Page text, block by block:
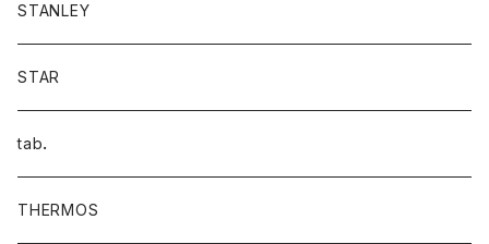
STANLEY
STAR
tab．
THERMOS